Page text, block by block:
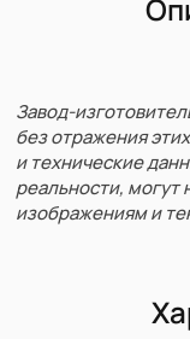
Завод-
без отражения
и технические
реальности, могут
изображениям и